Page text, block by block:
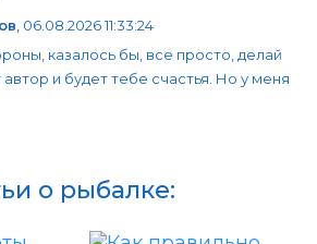
06.08.2026 11:33:24
казалось бы, все просто, делай
автор и будет тебе счастья. Но у меня
о рыбалке: